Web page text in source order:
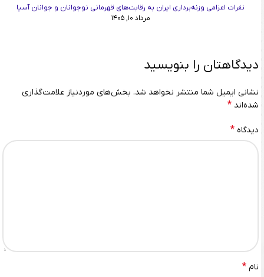
نفرات اعزامی وزنه‌برداری ایران به رقابت‌های قهرمانی نوجوانان و جوانان آسیا
مرداد ۱۰, ۱۴۰۵
دیدگاهتان را بنویسید
نشانی ایمیل شما منتشر نخواهد شد. بخش‌های موردنیاز علامت‌گذاری
شده‌اند *
دیدگاه *
نام *